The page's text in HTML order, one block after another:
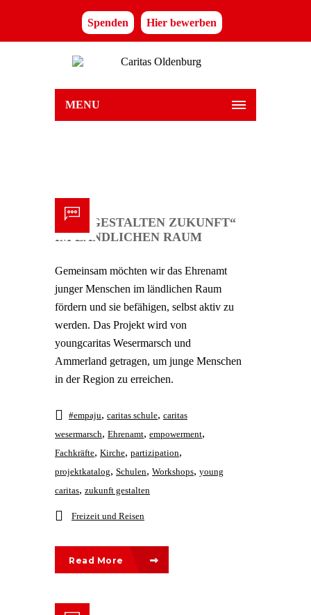
Spenden Hier bewerben
MENU
„WIR GESTALTEN ZUKUNFT“
IM LÄNDLICHEN RAUM
Gemeinsam möchten wir das Ehrenamt
junger Menschen im ländlichen Raum
fördern und sie befähigen, selbst aktiv zu
werden. Das Projekt wird von
youngcaritas Wesermarsch und
Ammerland getragen, um junge Menschen
in der Region zu erreichen.
#empaju, caritas schule, caritas
wesermarsch, Ehrenamt, empowerment,
Fachkräfte, Kirche, partizipation,
projektkatalog, Schulen, Workshops, young
caritas, zukunft gestalten
Freizeit und Reisen
Read More